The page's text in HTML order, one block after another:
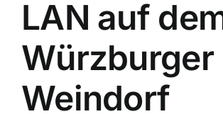
LAN auf
Würzburger
Weindorf